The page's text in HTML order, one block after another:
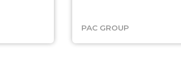
PAC GROUP